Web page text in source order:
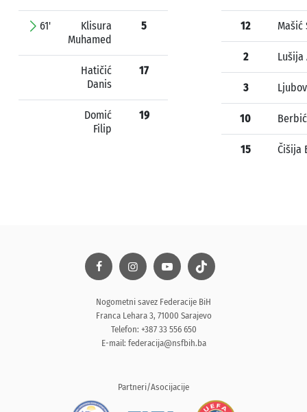
61'
Klisura
Muhamed
5
Hatičić
Danis
17
Domić
Filip
19
12 Mašić
2 Lušija
3
10
15 Čišija
Nogometni savez Federacije BiH
Franca Lehara 3, 71000 Sarajevo
Telefon: +387 33 556 650
E-mail: federacija@nsfbih.ba
Partneri/Asocijacije